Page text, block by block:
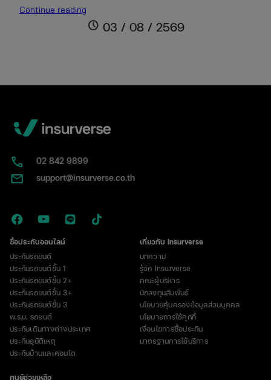
Continue reading
พ.ร.บ.
แบบ
วิธี
กับ
ภาษี
schedule 03 / 08 / 2569
02​ 842 9899
support@insurverse.co.th
ซื้อประกันออนไลน์
ประกันรถยนต์
ประกันรถยนต์ชั้น 1
ประกันรถยนต์ชั้น 2+
ประกันรถยนต์ชั้น 3+
ประกันรถยนต์ชั้น 3
พ.ร.บ. รถยนต์
ประกันเดินทางต่างประเทศ
ประกันอุบัติเหตุ
ประกันบ้านและคอนโด
เกี่ยวกับ Insurverse
บทความ
รู้จัก Insurverse
คณะผู้บริหาร
นักลงทุนสัมพันธ์
นโยบายคุ้มครองข้อมูลส่วนบุคคล
นโยบายการใช้คุกกี้
เงื่อนไขการซื้อประกัน
มาตรฐานการใช้บริการ
ศูนย์ช่วยเหลือ